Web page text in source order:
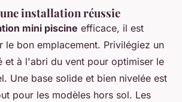
installation réussie
mini piscine efficace, il est
le bon emplacement. Privilégiez un
et à l'abri du vent pour optimiser le
Une base solide et bien nivelée est
pour les modèles hors sol. Les